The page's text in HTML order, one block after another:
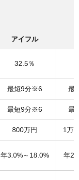
アイフル
32.5％
最短9分※6 最
最短9分※6 最
800万円 1万
年3.0%～18.0% 年